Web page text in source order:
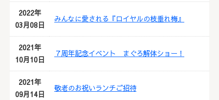
2022年
03月08日
みんなに愛される『ロイヤルの枝垂れ梅』
2021年
10月10日
７周年記念イベント まぐろ解体ショー！
2021年
09月14日
敬老のお祝いランチご招待